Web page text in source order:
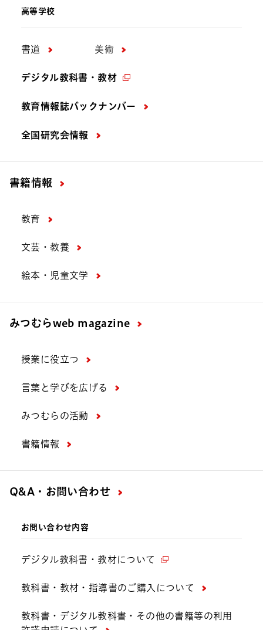
高等学校
書道 美術
デジタル教科書・教材
教育情報誌バックナンバー
全国研究会情報
書籍情報
教育
文芸・教養
絵本・児童文学
みつむらweb magazine
授業に役立つ
言葉と学びを広げる
みつむらの活動
書籍情報
Q&A・お問い合わせ
お問い合わせ内容
デジタル教科書・教材について
教科書・教材・指導書のご購入について
教科書・デジタル教科書・その他の書籍等の利用